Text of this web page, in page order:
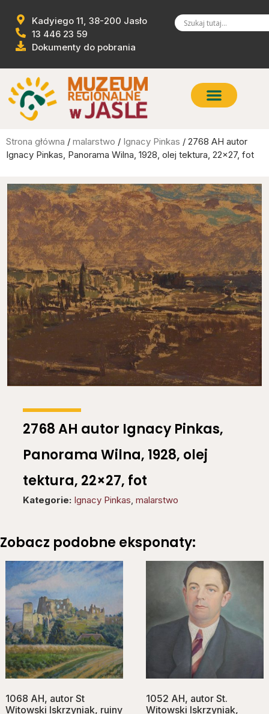
Kadyiego 11, 38-200 Jasło
13 446 23 59
Dokumenty do pobrania
Strona główna / malarstwo / Ignacy Pinkas / 2768 AH autor
Ignacy Pinkas, Panorama Wilna, 1928, olej tektura, 22×27, fot
2768 AH autor Ignacy Pinkas,
Panorama Wilna, 1928, olej
tektura, 22×27, fot
Kategorie: Ignacy Pinkas, malarstwo
Zobacz podobne eksponaty:
1068 AH, autor St
Witowski Iskrzyniak, ruiny
1052 AH, autor St.
Witowski Iskrzyniak,